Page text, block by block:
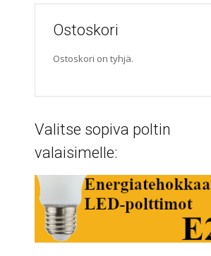
Ostoskori
Ostoskori on tyhjä.
Valitse sopiva poltin
valaisimelle: